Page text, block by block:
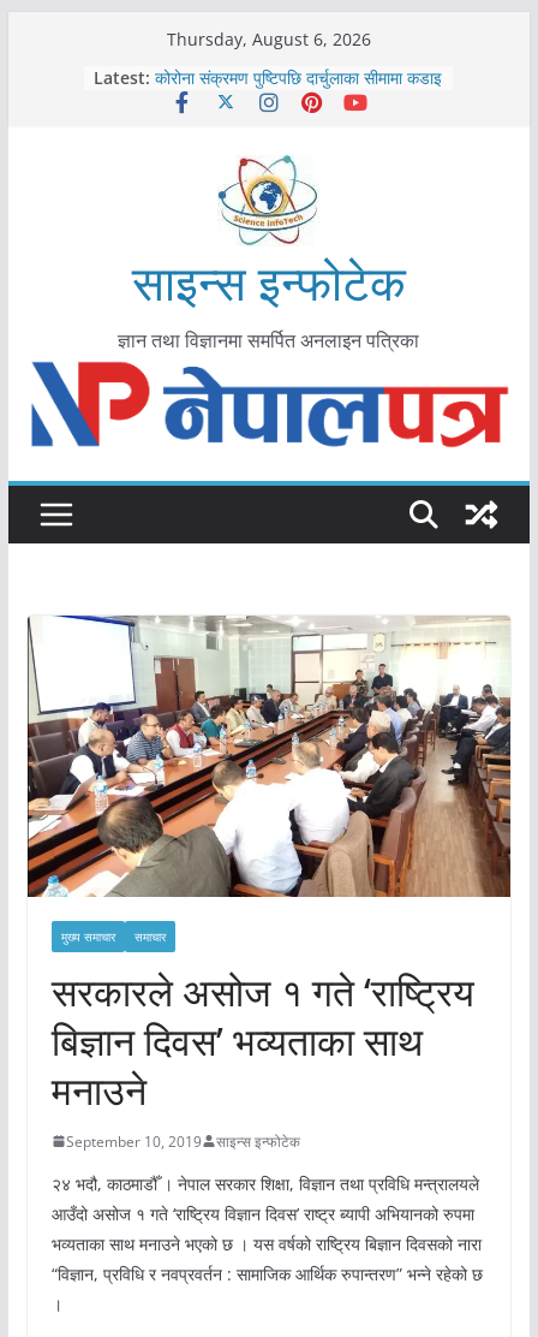
Thursday, August 6, 2026
Latest:
काभ्रेपलाञ्चोकमा आयुर्वेद स्वास्थ्योपचारतर्फ
आकर्षण बढ्दै
कोरोना संक्रमण पुष्टिपछि दार्चुलाका सीमामा कडाइ
मकवानपुरमा खोरेत रोग विरुद्धको खोप लगाउन
आयुर्वेद चिकित्सा प्रणालीको भूमिका महत्वपूर्ण छ :
मुख्यमन्त्री शाह
साइन्स इन्फोटेक
ज्ञान तथा विज्ञानमा समर्पित अनलाइन पत्रिका
मुख्य समाचार समाचार
सरकारले असोज १ गते ‘राष्ट्रिय
बिज्ञान दिवस’ भव्यताका साथ
मनाउने
September 10, 2019 साइन्स इन्फोटेक
२४ भदौ, काठमाडौँ । नेपाल सरकार शिक्षा, विज्ञान तथा प्रविधि मन्त्रालयले
आउँदो असोज १ गते ‘राष्ट्रिय विज्ञान दिवस’ राष्ट्र ब्यापी अभियानको रुपमा
भव्यताका साथ मनाउने भएको छ । यस वर्षको राष्ट्रिय बिज्ञान दिवसको नारा
“विज्ञान, प्रविधि र नवप्रवर्तन : सामाजिक आर्थिक रुपान्तरण” भन्ने रहेको छ
।